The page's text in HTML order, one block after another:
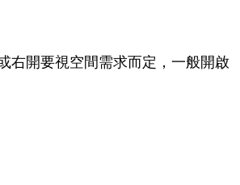
右開要視空間需求而定，一般開啟